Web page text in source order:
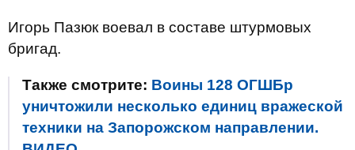
Игорь Пазюк воевал в составе штурмовых
бригад.
Также смотрите: Воины 128 ОГШБр
уничтожили несколько единиц вражеской
техники на Запорожском направлении.